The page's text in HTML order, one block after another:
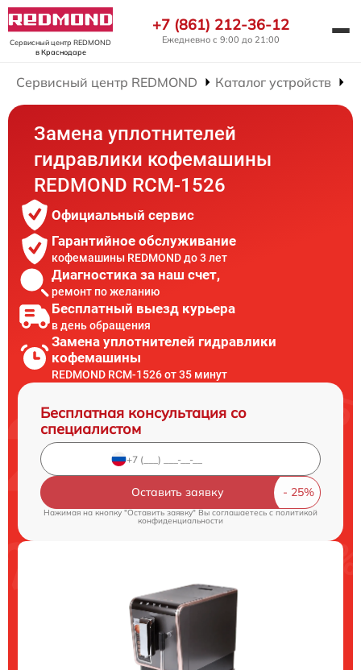
Сервисный центр REDMOND
в Краснодаре
+7 (861) 212-36-12
Ежедневно с 9:00 до 21:00
Сервисный центр REDMOND Каталог устройств
Замена уплотнителей
гидравлики кофемашины
REDMOND RCM-1526
Официальный сервис
Гарантийное обслуживание
кофемашины REDMOND до 3 лет
Диагностика за наш счет,
ремонт по желанию
Бесплатный выезд курьера
в день обращения
Замена уплотнителей гидравлики
кофемашины
REDMOND RCM-1526 от 35 минут
Бесплатная консультация со
специалистом
Оставить заявку
Нажимая на кнопку "Оставить заявку" Вы соглашаетесь c политикой
конфиденциальности